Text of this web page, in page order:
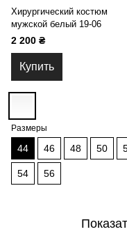
Хирургический костюм
мужской белый 19-06
2 200 ₴
Купить
Размеры
44 46 48 50
54 56